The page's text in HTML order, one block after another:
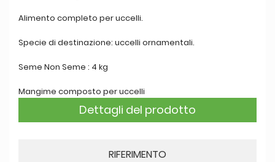
Alimento completo per uccelli.
Specie di destinazione: uccelli ornamentali.
Seme Non Seme : 4 kg
Mangime composto per uccelli
Dettagli del prodotto
RIFERIMENTO